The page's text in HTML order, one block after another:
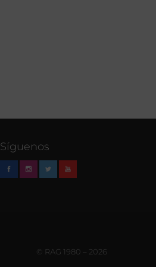
Síguenos
© RAG 1980 – 2026